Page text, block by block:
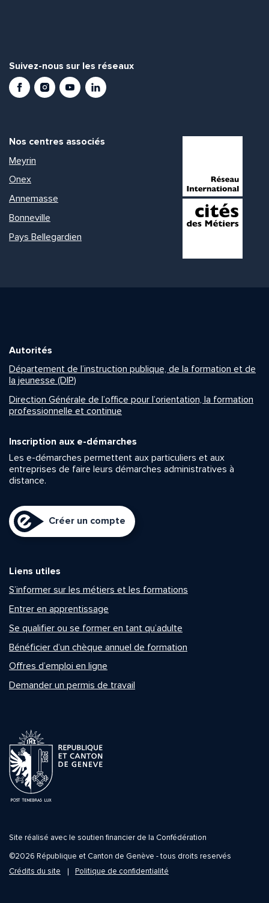
Suivez-nous sur les réseaux
FacebookInstagramYoutubeLinkedIn
Nos centres associés
Meyrin
Onex
Annemasse
Bonneville
Pays Bellegardien
Autorités
Département de l’instruction publique, de la formation et de
la jeunesse (DIP)
Direction Générale de l’office pour l’orientation, la formation
professionnelle et continue
Inscription aux e-démarches
Les e-démarches permettent aux particuliers et aux
entreprises de faire leurs démarches administratives à
distance.
Créer un compte
Liens utiles
S’informer sur les métiers et les formations
Entrer en apprentissage
Se qualifier ou se former en tant qu’adulte
Bénéficier d’un chèque annuel de formation
Offres d’emploi en ligne
Demander un permis de travail
Site réalisé avec le soutien financier de la Confédération
©2026 République et Canton de Genève - tous droits reservés
Crédits du site
Politique de confidentialité